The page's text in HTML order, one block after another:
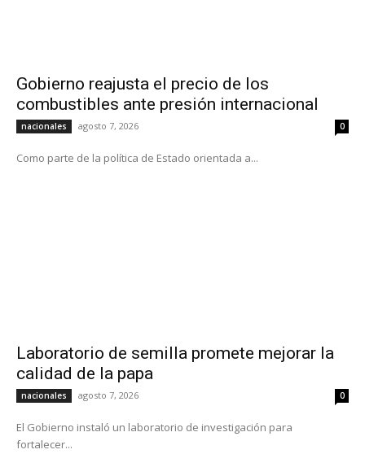
Gobierno reajusta el precio de los
combustibles ante presión internacional
nacionales agosto 7, 2026 0
Como parte de la política de Estado orientada a...
Laboratorio de semilla promete mejorar la
calidad de la papa
nacionales agosto 7, 2026 0
El Gobierno instaló un laboratorio de investigación para
fortalecer...